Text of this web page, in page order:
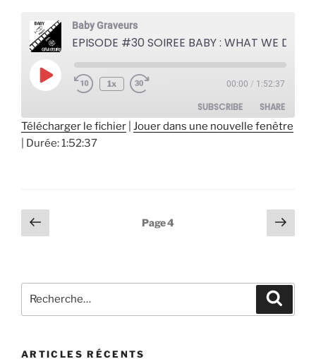
Baby Graveurs
Play
Episode
1x 00:00 / 1:52:37
SUBSCRIBE SHARE
SHARE
Télécharger le fichier Jouer dans une nouvelle fenêtre
Durée: 1:52:37
Pagination
des
Page
précédente
Page4
Page
pour
ARTICLES RÉCENTS